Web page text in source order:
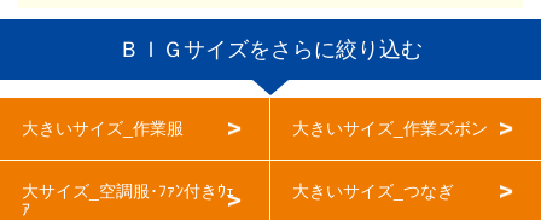
ＢＩＧサイズをさらに絞り込む
大きいサイズ_作業服 大きいサイズ_作業ズボン
大サイズ_空調服･ﾌｧﾝ付きｳｪ
ｱ
大きいサイズ_つなぎ